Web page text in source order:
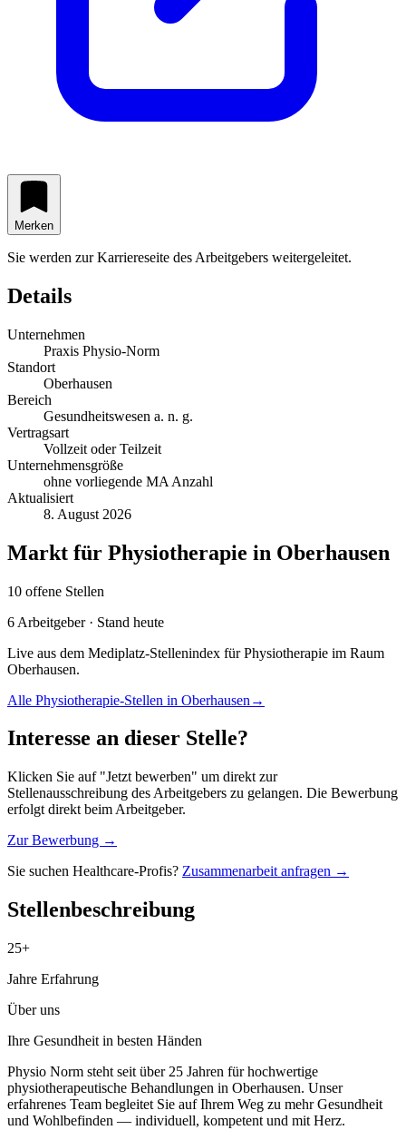
Merken
Sie werden zur Karriereseite des Arbeitgebers weitergeleitet.
Details
Unternehmen
Praxis Physio-Norm
Standort
Oberhausen
Bereich
Gesundheitswesen a. n. g.
Vertragsart
Vollzeit oder Teilzeit
Unternehmensgröße
ohne vorliegende MA Anzahl
Aktualisiert
8. August 2026
Markt für Physiotherapie in Oberhausen
10 offene Stellen
6 Arbeitgeber · Stand heute
Live aus dem Mediplatz-Stellenindex fürPhysiotherapie im Raum
Oberhausen.
Alle Physiotherapie-Stellen in Oberhausen →
Interesse an dieser Stelle?
Klicken Sie auf "Jetzt bewerben" um direkt zur
Stellenausschreibung des Arbeitgebers zu gelangen. Die Bewerbung
erfolgt direkt beim Arbeitgeber.
Zur Bewerbung →
Sie suchen Healthcare-Profis? Zusammenarbeit anfragen →
Stellenbeschreibung
25+
Jahre Erfahrung
Über uns
Ihre Gesundheit in besten Händen
Physio Norm steht seit über 25 Jahren für hochwertige
physiotherapeutische Behandlungen in Oberhausen. Unser
erfahrenes Team begleitet Sie auf Ihrem Weg zu mehr Gesundheit
und Wohlbefinden — individuell, kompetent und mit Herz.